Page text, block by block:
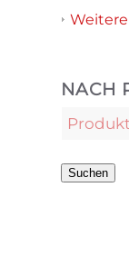
NACH
Suchen